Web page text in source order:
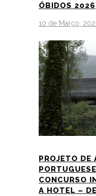
ÓBIDOS 2026
10 de Março,
PROJETO DE
CONCURSO
A HOTEL –